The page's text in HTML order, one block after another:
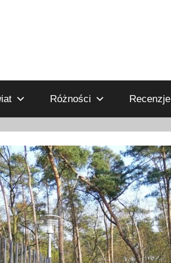
Różności Recenzje